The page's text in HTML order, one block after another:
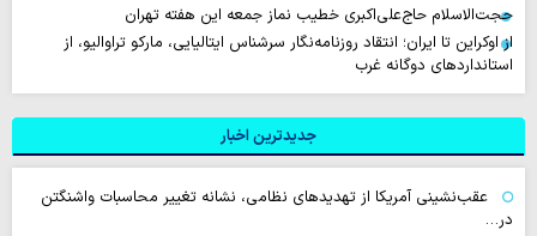
حجت‌الاسلام حاج‌علی‌اکبری خطیب نماز جمعه این هفته تهران
از اوکراین تا ایران؛ انتقاد روزنامه‌نگار سرشناس ایتالیایی، مارکو تراوالیو، از
استانداردهای دوگانه غرب
جدیدترین اخبار
عقب‌نشینی آمریکا از تهدیدهای نظامی، نشانه تغییر محاسبات واشنگتن
در…